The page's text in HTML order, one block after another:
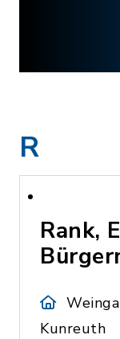
R
Rank,
Kunreuth